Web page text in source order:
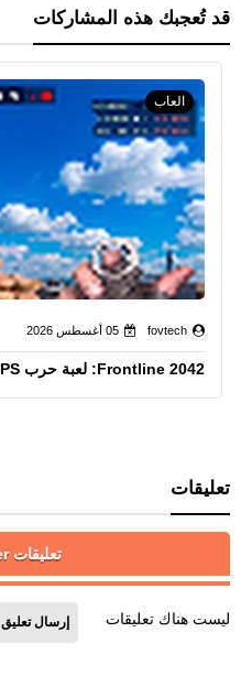
قد تُعجبك هذه المشاركات
العاب
fovtech 05 أغسطس 2026
Frontline 2042: لعبة حرب FPS
تعليقات
تعليقات Blogger
ليست هناك تعليقات إرسال تعليق